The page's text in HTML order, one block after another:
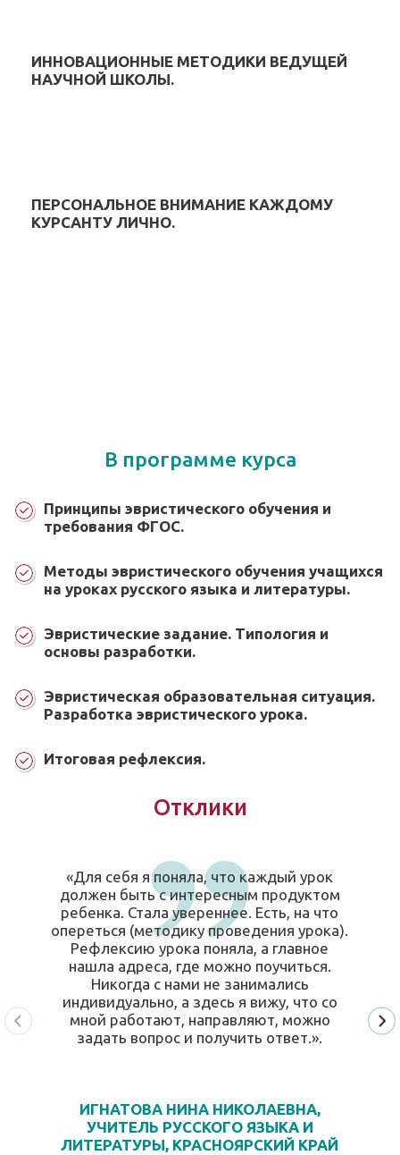
ИННОВАЦИОННЫЕ МЕТОДИКИ ВЕДУЩЕЙ
НАУЧНОЙ ШКОЛЫ.
ПЕРСОНАЛЬНОЕ ВНИМАНИЕ КАЖДОМУ
КУРСАНТУ ЛИЧНО.
В программе курса
Принципы эвристического обучения и
требования ФГОС.
Методы эвристического обучения учащихся
на уроках русского языка и литературы.
Эвристические задание. Типология и
основы разработки.
Эвристическая образовательная ситуация.
Разработка эвристического урока.
Итоговая рефлексия.
Отклики
«Для себя я поняла, что каждый урок
должен быть с интересным продуктом
ребенка. Стала увереннее. Есть, на что
опереться (методику проведения урока).
Рефлексию урока поняла, а главное
нашла адреса, где можно поучиться.
Никогда с нами не занимались
индивидуально, а здесь я вижу, что со
мной работают, направляют, можно
задать вопрос и получить ответ.».
ИГНАТОВА НИНА НИКОЛАЕВНА,
УЧИТЕЛЬ РУССКОГО ЯЗЫКА И
ЛИТЕРАТУРЫ, КРАСНОЯРСКИЙ КРАЙ